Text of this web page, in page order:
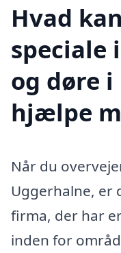
Hvad
speciale
og døre
hjælpe
Når du
Uggerhalne, er
firma, der har
inden for